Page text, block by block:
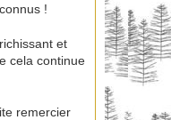
!
et
cela continue
remercier